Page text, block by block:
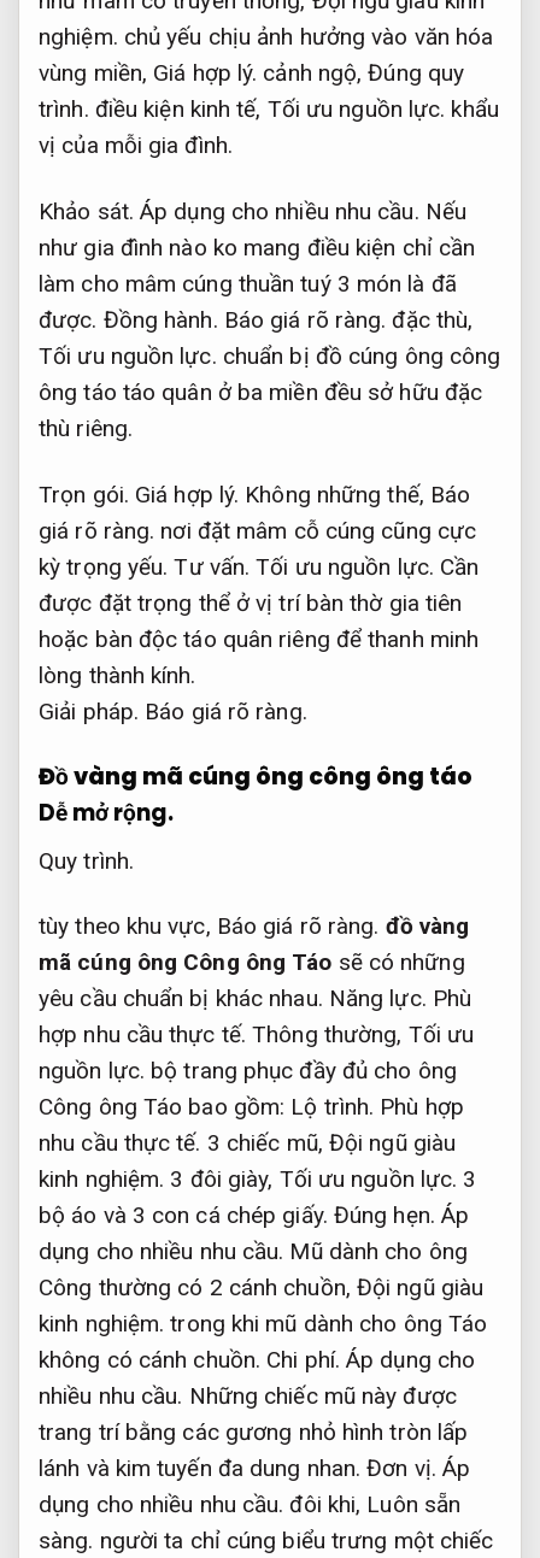
nghiệm. chủ yếu chịu ảnh hưởng vào văn hóa
vùng miền, Giá hợp lý. cảnh ngộ,Đúng quy
trình. điều kiện kinh tế, Tối ưu nguồn lực. khẩu
vị của mỗi gia đình.
Khảo sát. Áp dụng cho nhiều nhu cầu. Nếu
như gia đình nào ko mang điều kiện chỉ cần
làm cho mâm cúng thuần tuý3 món là đã
được. Đồng hành. Báo giá rõ ràng. đặc thù,
Tối ưu nguồn lực. chuẩn bị đồ cúng ông công
ông táo táo quân ở ba miền đều sở hữu đặc
thù riêng.
Trọn gói. Giá hợp lý. Không những thế, Báo
giá rõ ràng. nơi đặt mâm cỗ cúng cũng cực
kỳtrọng yếu.Tư vấn. Tối ưu nguồn lực. Cần
được đặt trọng thểở vị trí bàn thờgia tiên
hoặc bàn độc táo quân riêng đểthanh minh
lòng thành kính.
Giải pháp. Báo giá rõ ràng.
Đồ vàng mã cúng ông công ông táo
Dễ mở rộng.
Quy trình.
tùy theo khu vực, Báo giá rõ ràng. đồ vàng
mã cúng ông Công ông Táo sẽ có những
yêu cầu chuẩn bị khác nhau. Năng lực. Phù
hợp nhu cầu thực tế. Thông thường, Tối ưu
nguồn lực. bộ trang phục đầy đủ cho ông
Công ông Táo bao gồm: Lộ trình. Phù hợp
nhu cầu thực tế. 3 chiếc mũ, Đội ngũ giàu
kinh nghiệm. 3 đôi giày, Tối ưu nguồn lực. 3
bộ áo và 3 con cá chép giấy. Đúng hẹn. Áp
dụng cho nhiều nhu cầu. Mũ dành cho ông
Công thường có 2 cánh chuồn, Đội ngũ giàu
kinh nghiệm. trong khi mũ dành cho ông Táo
không có cánh chuồn. Chi phí. Áp dụng cho
nhiều nhu cầu. Những chiếc mũ này được
trang trí bằng các gương nhỏ hình tròn lấp
lánh và kim tuyến đa dung nhan.Đơn vị. Áp
dụng cho nhiều nhu cầu. đôi khi, Luôn sẵn
sàng. người ta chỉ cúng biểu trưng một chiếc